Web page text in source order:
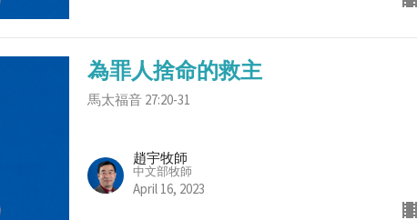
為罪人捨命的救主
馬太福音 27:20-31
趙宇牧師
中文部牧師
April 16, 2023